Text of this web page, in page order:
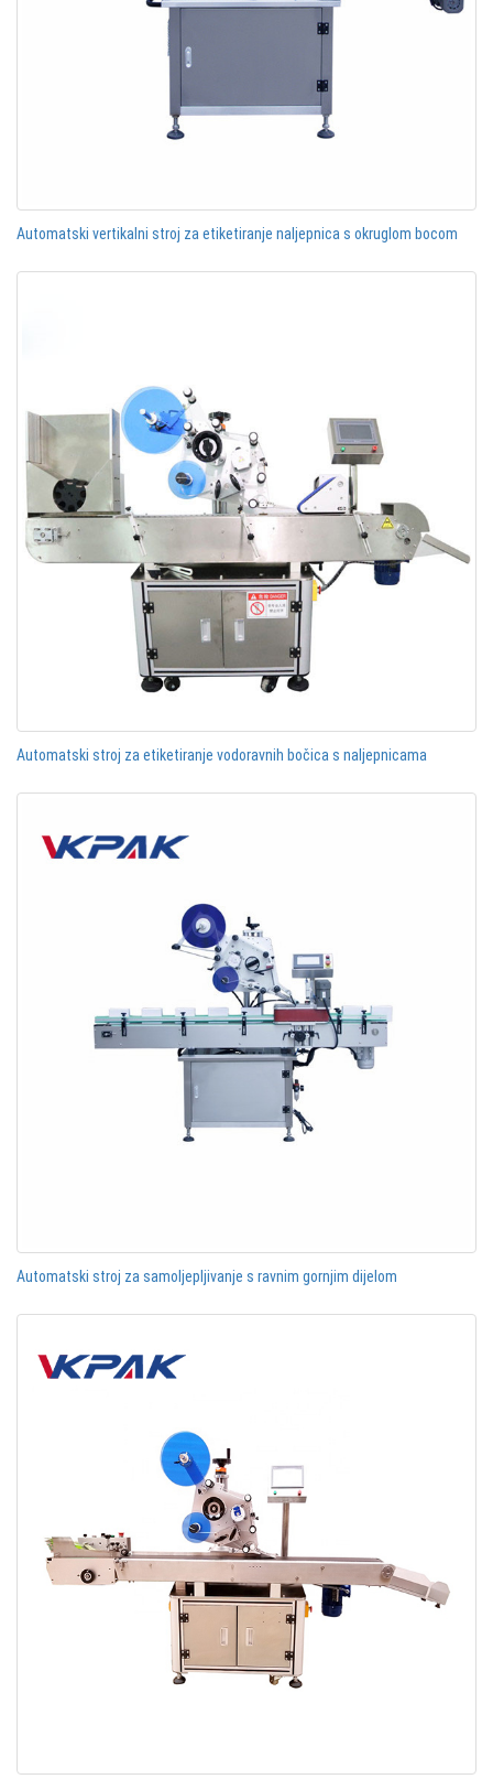
Automatski vertikalni stroj za etiketiranje naljepnica s okruglom bocom
Automatski stroj za etiketiranje vodoravnih bočica s naljepnicama
Automatski stroj za samoljepljivanje s ravnim gornjim dijelom